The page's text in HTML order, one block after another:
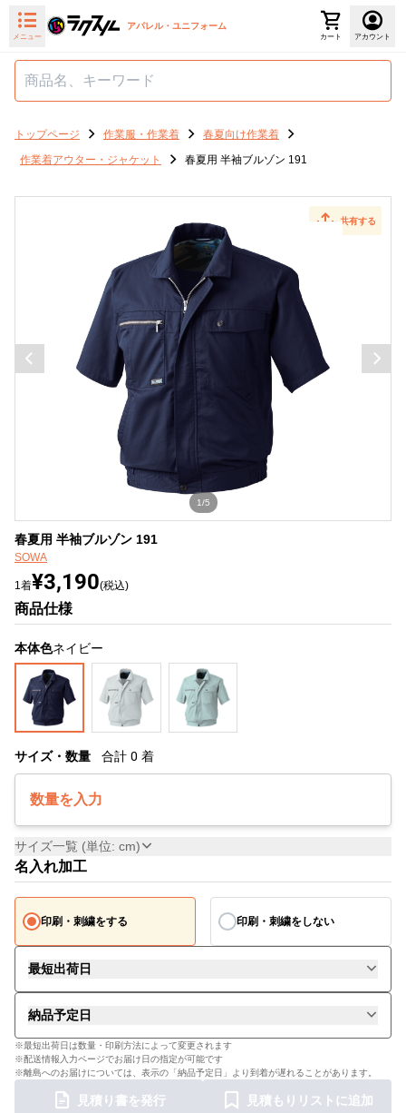
メニュー
アパレル・ユニフォーム
カート アカウント
トップページ 作業服・作業着
春夏向け作業着
作業着アウター・ジャケット
春夏用 半袖ブルゾン 191
共有する
1/5
春夏用 半袖ブルゾン 191
SOWA
1着¥3,190(税込)
商品仕様
本体色ネイビー
サイズ・数量 合計 0 着
数量を入力
サイズ一覧 (単位: cm)
名入れ加工
印刷・刺繍をする 印刷・刺繍をしない
最短出荷日
納品予定日
※最短出荷日は数量・印刷方法によって変更されます
※配送情報入力ページでお届け日の指定が可能です
※離島へのお届けについては、表示の「納品予定日」より到着が遅れることがあります。
見積り書を発行 見積もりリストに追加